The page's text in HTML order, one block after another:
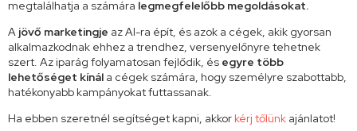
megtalálhatja a számára legmegfelelőbb megoldásokat.
A jövő marketingje az AI-ra épít, és azok a cégek, akik gyorsan
alkalmazkodnak ehhez a trendhez, versenyelőnyre tehetnek
szert. Az iparág folyamatosan fejlődik, és egyre több
lehetőséget kínál a cégek számára, hogy személyre szabottabb,
hatékonyabb kampányokat futtassanak.
Ha ebben szeretnél segítséget kapni, akkor kérj tőlünk ajánlatot!